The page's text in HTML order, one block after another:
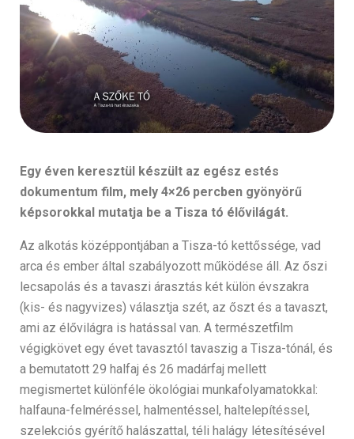
Egy éven keresztül készült az egész estés
dokumentum film, mely 4×26 percben gyönyörű
képsorokkal mutatja be a Tisza tó élővilágát.
Az alkotás középpontjában a Tisza-tó kettőssége, vad
arca és ember által szabályozott működése áll. Az őszi
lecsapolás és a tavaszi árasztás két külön évszakra
(kis- és nagyvizes) választja szét, az őszt és a tavaszt,
ami az élővilágra is hatással van. A természetfilm
végigkövet egy évet tavasztól tavaszig a Tisza-tónál, és
a bemutatott 29 halfaj és 26 madárfaj mellett
megismertet különféle ökológiai munkafolyamatokkal:
halfauna-felméréssel, halmentéssel, haltelepítéssel,
szelekciós gyérítő halászattal, téli halágy létesítésével